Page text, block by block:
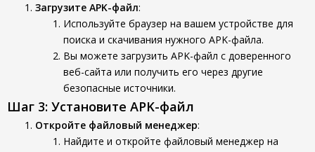
Загрузите APK-файл:
Используйте браузер на вашем устройстве для
поиска и скачивания нужного APK-файла.
Вы можете загрузить APK-файл с доверенного
веб-сайта или получить его через другие
безопасные источники.
Шаг 3: Установите APK-файл
Откройте файловый менеджер:
Найдите и откройте файловый менеджер на